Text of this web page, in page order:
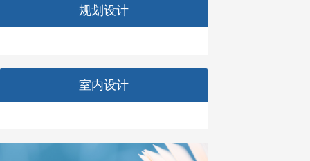
规划设计
室内设计